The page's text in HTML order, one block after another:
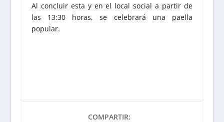
Al concluir esta y en el local social a partir de
las 13:30 horas, se celebrará una paella
popular.
COMPARTIR: